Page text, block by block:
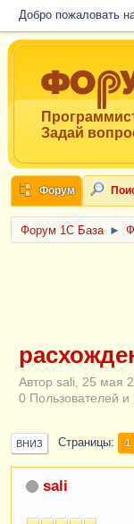
Добро пожаловать
Задай
Форум
Форум 1C База ►
Автор sali, 25 мая
0 Пользователей и
ВНИЗ Страницы 1
sali